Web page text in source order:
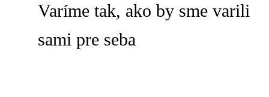
Varíme tak, ako by sme varili
sami pre seba